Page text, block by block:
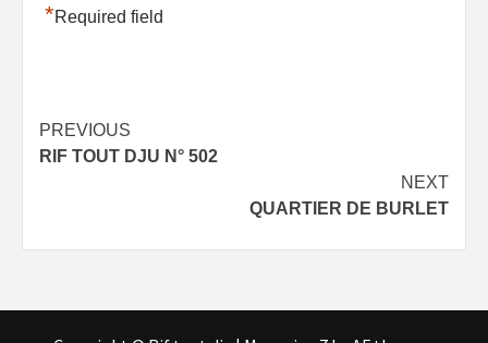
*Required field
Post
navigation
PREVIOUS
RIF TOUT DJU N° 502
NEXT
QUARTIER DE BURLET